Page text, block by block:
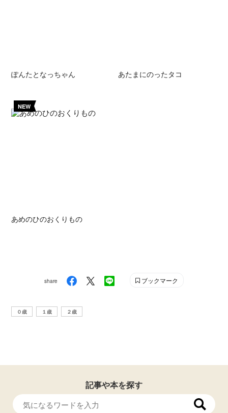
ぽんたとなっちゃん あたまにのったタコ
NEW
あめのひのおくりもの
share ブックマーク
０歳 １歳 ２歳
記事や本を探す